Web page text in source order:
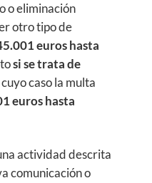
o eliminación
otro tipo de
euros hasta
si se trata de
cuyo caso la multa
euros hasta
actividad descrita
comunicación o